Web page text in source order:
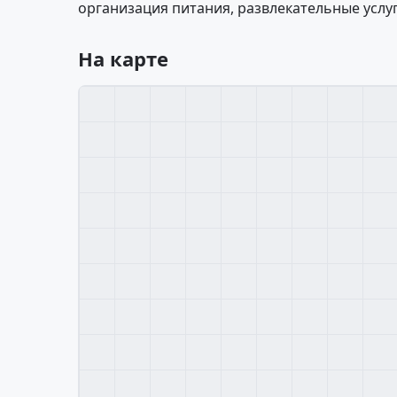
организация питания, развлекательные
На карте